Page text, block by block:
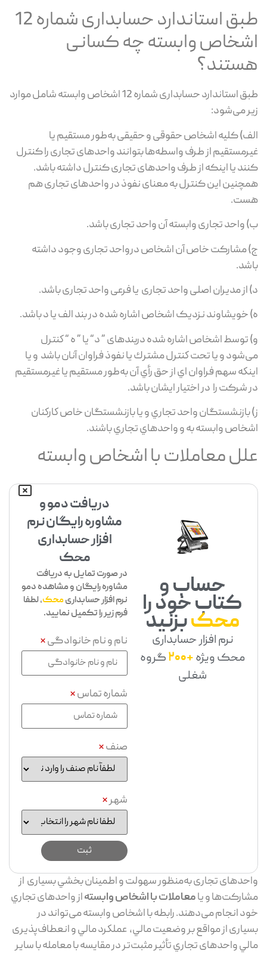
طبق استاندارد حسابداری شماره 12
اشخاص وابسته چه کسانی
هستند؟
طبق استاندارد حسابداری شماره 12 اشخاص وابسته شامل موارد
زیر می‌شود:
الف) کلیه اشخاص حقوقی و حقیقی به‌طور مستقیم یا
غیرمستقیم از طرف واسطه‌ها بتوانند واحدهای تجاری را کنترل
کنند یا اینکه از طرف واحدهای تجاری کنترل داشته باشد.
همچنین این کنترل به معنای نفوذ در واحدهای تجاری هم
هست.
ب) واحد تجاری وابسته آن واحد تجاری باشد.
ج) مشارکت خاص آن اشخاص درواحد تجاری وجود داشته
باشد.
د) از مدیران اصلی واحد تجاری یا فرعی واحد تجاری باشد.
ه) خویشاوند نزدیک اشخاص اشاره ‌شده در بند الف یا د باشد.
و) توسط اشخاص اشاره‌ شده دربندهای ” د“ يا ” ه “ كنترل
می‌شود و یا تحت كنترل مشترك يا نفوذ فراوان آنان باشد و يا
اينكه سهم فراوان اي از حق رأي آن به‌طور مستقيم يا غيرمستقيم
در شرکت را در اختيار ايشان باشد.
ز) بازنشستگان واحد تجاري و يا بازنشستگان خاص كاركنان
اشخاص وابسته به و واحدهاي تجاري باشند.
علل معاملات با اشخاص وابسته
حساب و
کتاب خود را
محکبزنید
نرم افزار حسابداری
محک ویژه+200
گروه
شغلی
دریافت دمو و
مشاوره رایگان نرم
افزار حسابداری
محک
در صورت تمایل به دریافت
مشاوره رایگان و مشاهده دمو
نرم افزار حسابداریمحک، لطفا
فرم زیر را تکمیل نمایید.
نام و نام خانوادگی*
شماره تماس*
صنف*
شهر*
واحدهای تجاری به‌منظور سهولت و اطمینان بخشي بسیاری از
مشارکت‌ها و یامعاملات با اشخاص وابستهاز واحدهای تجاري
خود انجام می‌دهند. رابطه با اشخاص وابسته می‌تواند در
بسیاری از مواقع بر وضعيت مالي، عملكرد مالي و انعطاف‌پذیری
مالي واحدهای تجاري تأثير مثبت‌تر در مقایسه با معامله با سایر